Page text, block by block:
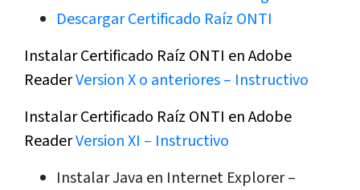
Descargar Certificado Raíz ONTI
Instalar Certificado Raíz ONTI en Adobe
ReaderVersion X o anteriores – Instructivo
Instalar Certificado Raíz ONTI en Adobe
ReaderVersion XI – Instructivo
Instalar Java en Internet Explorer –